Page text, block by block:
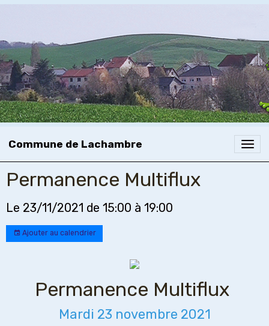
Commune de Lachambre
Permanence Multiflux
Le 23/11/2021 de 15:00 à 19:00
Ajouter au calendrier
Permanence Multiflux
Mardi 23 novembre 2021